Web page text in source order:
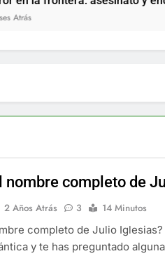
nombre completo de
2 Años Atrás 3
14 Minutos
completo de Julio
y te has preguntado